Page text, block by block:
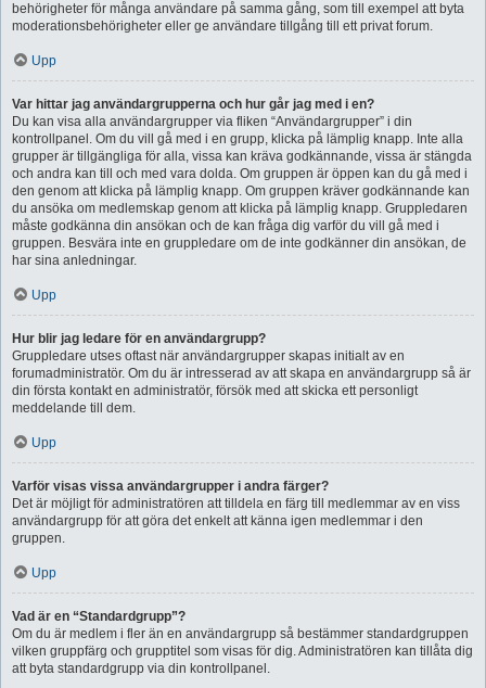
behörigheter för många användare på samma gång, som till exempel att byta
moderationsbehörigheter eller ge användare tillgång till ett privat forum.
Upp
Var hittar jag användargrupperna och hur går jag med i en?
Du kan visa alla användargrupper via fliken “Användargrupper” i din
kontrollpanel. Om du vill gå med i en grupp, klicka på lämplig knapp. Inte alla
grupper är tillgängliga för alla, vissa kan kräva godkännande, vissa är stängda
och andra kan till och med vara dolda. Om gruppen är öppen kan du gå med i
den genom att klicka på lämplig knapp. Om gruppen kräver godkännande kan
du ansöka om medlemskap genom att klicka på lämplig knapp. Gruppledaren
måste godkänna din ansökan och de kan fråga dig varför du vill gå med i
gruppen. Besvära inte en gruppledare om de inte godkänner din ansökan, de
har sina anledningar.
Upp
Hur blir jag ledare för en användargrupp?
Gruppledare utses oftast när användargrupper skapas initialt av en
forumadministratör. Om du är intresserad av att skapa en användargrupp så är
din första kontakt en administratör, försök med att skicka ett personligt
meddelande till dem.
Upp
Varför visas vissa användargrupper i andra färger?
Det är möjligt för administratören att tilldela en färg till medlemmar av en viss
användargrupp för att göra det enkelt att känna igen medlemmar i den
gruppen.
Upp
Vad är en “Standardgrupp”?
Om du är medlem i fler än en användargrupp så bestämmer standardgruppen
vilken gruppfärg och grupptitel som visas för dig. Administratören kan tillåta dig
att byta standardgrupp via din kontrollpanel.